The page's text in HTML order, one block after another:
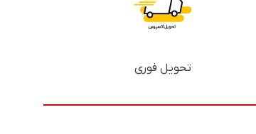
تحویل فوری